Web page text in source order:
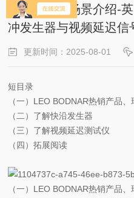
用途与使用场景介绍-
冲发生器与视频延迟信
更新时间：2025-08-01
短目录
（一）LEO BODNAR热销产品
（二）了解快沿发生器
（三）了解视频延迟测试仪
（四）拓展阅读
（一）LEO BODNAR热销产品